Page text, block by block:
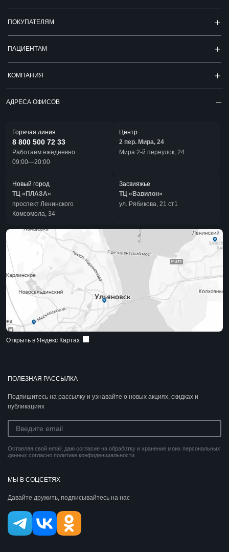
ПОЛЕЗНАЯ РАССЫЛКА
Подпишитесь на рассылку и узнавайте о новых акциях, скидках и
публикациях
Оставляя свой email, даю согласие на обработку и хранение моих персональных
данных согласно политике конфиденциальности.
МЫ В СОЦСЕТЯХ
Давайте дружить, подписывайтесь на нас
ПОКУПАТЕЛЯМ
ПАЦИЕНТАМ
КОМПАНИЯ
АДРЕСА ОФИСОВ
Горячая линия
8 800 500 72 33
Работаем ежедневно
09:00—20:00
Центр
2 пер. Мира, 24
Мира 2-й переулок, 24
Новый город
ТЦ «ПЛАЗА»
проспект Ленинского
Комсомола, 34
Засвияжье
ТЦ «Вавилон»
ул. Рябикова, 21 ст1
Открыть в Яндекс Картах